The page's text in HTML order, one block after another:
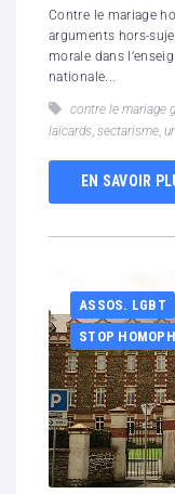
Contre le mariage
arguments hors-
morale dans
nationale...
contre le mariage
laïcards sectarisme
EN SAVOIR
ASSOS. LGBT
STOP